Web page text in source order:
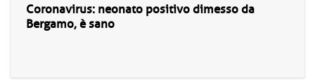
Coronavirus: neonato positivo dimesso da
Bergamo, è sano